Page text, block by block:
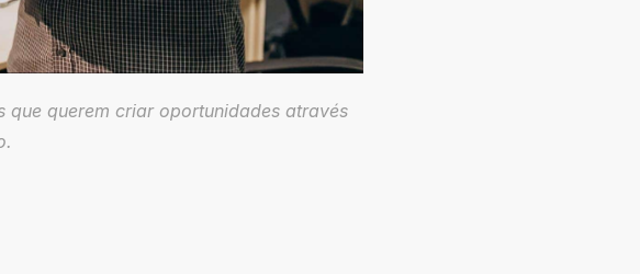
que querem criar oportunidades através